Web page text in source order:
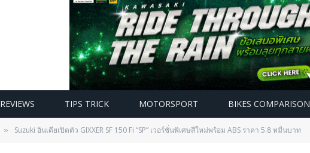
REVIEWS TIPS TRICK MOTORSPORT BIKES COMPARISON
» Suzuki อินเดียเปิดตัว GIXXER SF 150 Fi “SP” เวอร์ชั่นพิเศษสีใหม่พร้อม ABS ราคา 5.8 หมื่นบาท